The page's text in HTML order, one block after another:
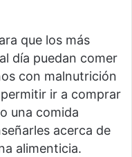
que los más
día puedan comer
con malnutrición
ir a comprar
una comida
acerca de
alimenticia.